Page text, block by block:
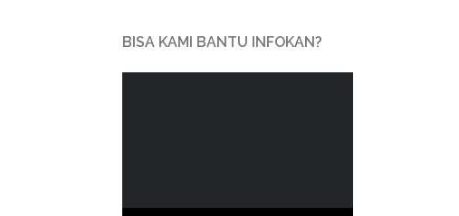
BISA KAMI BANTU INFOKAN?